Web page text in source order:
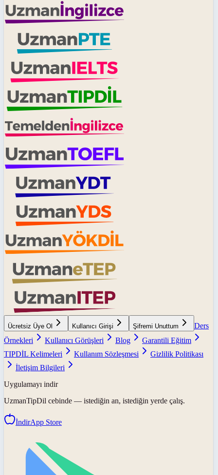
Ücretsiz Üye Ol Kullanıcı Girişi Şifremi Unuttum
Ders
Örnekleri
Kullanıcı Görüşleri Blog
Garantili Eğitim
TIPDİL Kelimeleri
Kullanım Sözleşmesi
Gizlilik Politikası
İletişim Bilgileri
Uygulamayı indir
UzmanTipDil cebinde — istediğin an, istediğin yerde çalış.
İndirApp Store